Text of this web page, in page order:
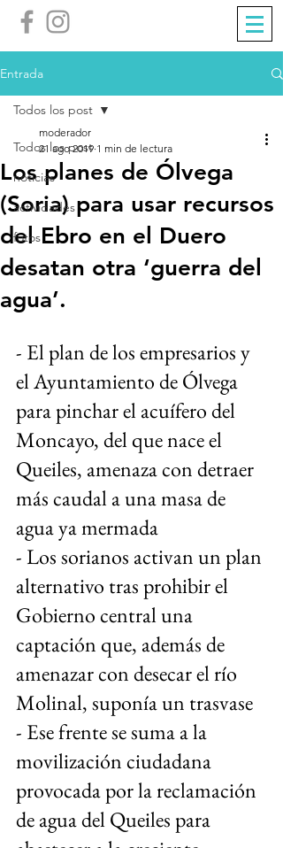
Entrada
Todos los post
noticias
actividades
fotos
Todos los post
Los planes de Ólvega
(Soria) para usar recursos
del Ebro en el Duero
desatan otra ‘guerra del
agua’.
moderador
21 ago 2019 1 min de lectura
- El plan de los empresarios y
el Ayuntamiento de Ólvega
para pinchar el acuífero del
Moncayo, del que nace el
Queiles, amenaza con detraer
más caudal a una masa de
agua ya mermada
- Los sorianos activan un plan
alternativo tras prohibir el
Gobierno central una
captación que, además de
amenazar con desecar el río
Molinal, suponía un trasvase
- Ese frente se suma a la
movilización ciudadana
provocada por la reclamación
de agua del Queiles para